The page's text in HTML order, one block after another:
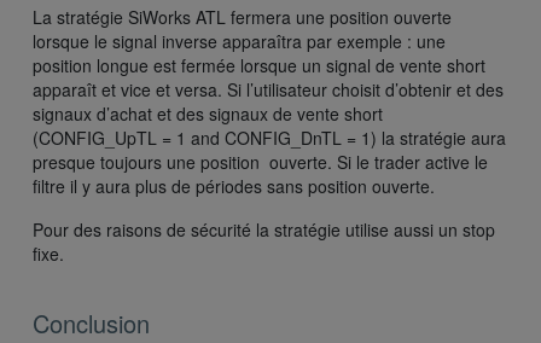
La stratégie SiWorks ATL fermera une position ouverte
lorsque le signal inverse apparaîtra par exemple : une
position longue est fermée lorsque un signal de vente short
apparaît et vice et versa. Si l’utilisateur choisit d’obtenir et des
signaux d’achat et des signaux de vente short
(CONFIG_UpTL = 1 and CONFIG_DnTL = 1) la stratégie aura
presque toujours une position ouverte. Si le trader active le
filtre il y aura plus de périodes sans position ouverte.
Pour des raisons de sécurité la stratégie utilise aussi un stop
fixe.
Conclusion